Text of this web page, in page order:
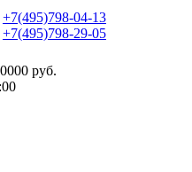
+7(495)798-04-13
+7(495)798-29-05
руб.